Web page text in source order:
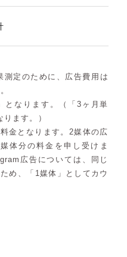
定のために、広告費用は
なります。（「3ヶ月単
ます。）
金となります。2媒体の広
体分の料金を申し受けま
広告については、同じ
め、「1媒体」としてカウ